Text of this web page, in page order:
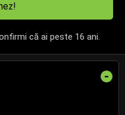
că ai peste 16 ani.
-